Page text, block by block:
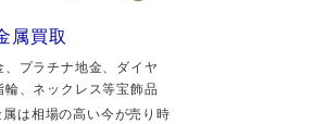
属買取
、プラチナ地金、ダイヤ
輪、ネックレス等宝飾品
属は相場の高い今が売り時